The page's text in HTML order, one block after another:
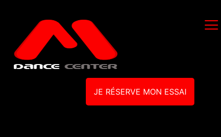
JE RÉSERVE MON ESSAI